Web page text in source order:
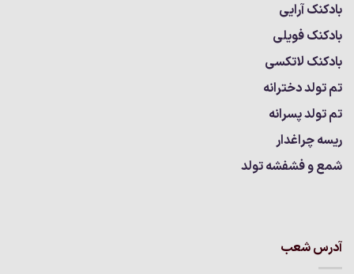
بادکنک آرایی
بادکنک فویلی
بادکنک لاتکسی
تم تولد دخترانه
تم تولد پسرانه
ریسه چراغدار
شمع و فشفشه تولد
آدرس شعب